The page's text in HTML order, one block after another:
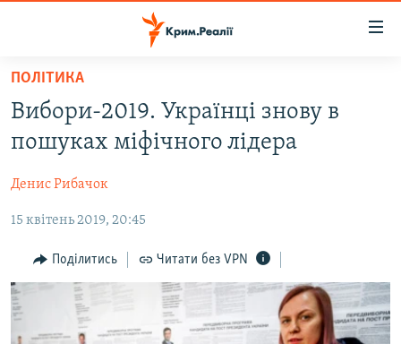
Перейти
основного
матеріалу
Перейти
до
навігації
Перейти
пошуку
НОВИНИ
ВОДА.КРИМ
ВІДЕО ТА ФОТО
ПОЛІТИКА
БЛОГИ
ПОГЛЯД
ІНТЕРВ'Ю
ВСЕ ЗА ДЕНЬ
ПОЛІТИКА
Вибори-2019. Українці знову в
пошуках міфічного лідера
Денис Рибачок
15 квітень 2019, 20:45
Поділитись Читати без VPN